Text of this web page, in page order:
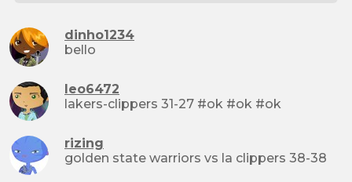
dinho1234
bello
leo6472
lakers-clippers 31-27 #ok #ok #ok
rizing
golden state warriors vs la clippers 38-38